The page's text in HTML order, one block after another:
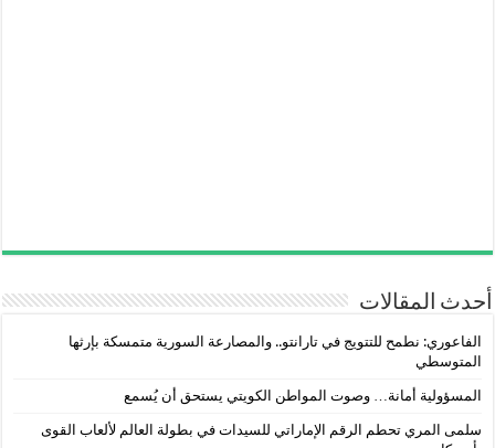
أحدث المقالات
الفاعوري: نطمح للتتويج في تارانتو.. والمصارعة السورية متمسكة بإرثها
المتوسطي
المسؤولية أمانة… وصوت المواطن الكويتي يستحق أن يُسمع
سلمى المري تحطم الرقم الإماراتي للسيدات في بطولة العالم لألعاب القوى